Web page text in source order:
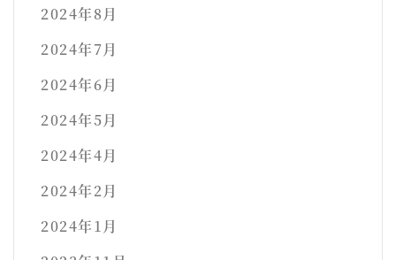
2024年8月
2024年7月
2024年6月
2024年5月
2024年4月
2024年2月
2024年1月